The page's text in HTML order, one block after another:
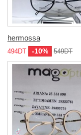
hermossa
494DT -10% 549DT